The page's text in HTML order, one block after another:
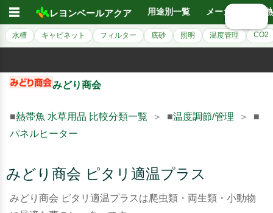
☰ レヨンベールアクア 用途別一覧 メーカー別
水槽 キャビネット フィルター 底砂 照明 温度管理 CO2
みどり商会
■熱帯魚 水草用品 比較分類一覧 ＞ ■温度調節/管理 ＞ ■
パネルヒーター
みどり商会 ピタリ適温プラス
みどり商会 ピタリ適温プラスは爬虫類・両生類・小動物